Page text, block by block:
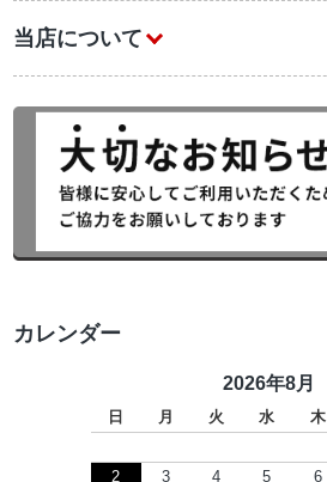
当店について
カレンダー
2026年8月
日 月 火 水 木
2
3 4 5 6